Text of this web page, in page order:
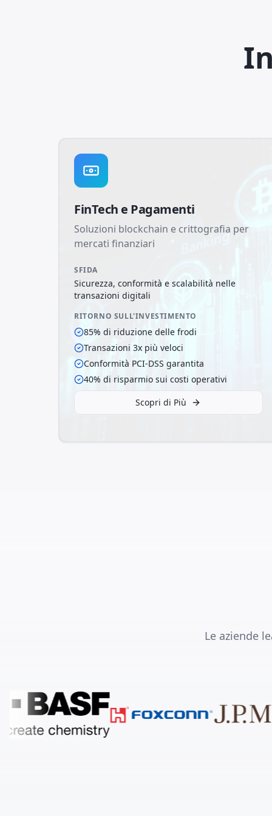
FinTech e Pagamenti
Soluzioni blockchain e crittografia per
mercati finanziari
SFIDA
Sicurezza, conformità e scalabilità nelle
transazioni digitali
RITORNO SULL'INVESTIMENTO
85% di riduzione delle frodi
Transazioni 3x più veloci
Conformità PCI-DSS garantita
40% di risparmio sui costi operativi
Scopri di Più
Le aziende